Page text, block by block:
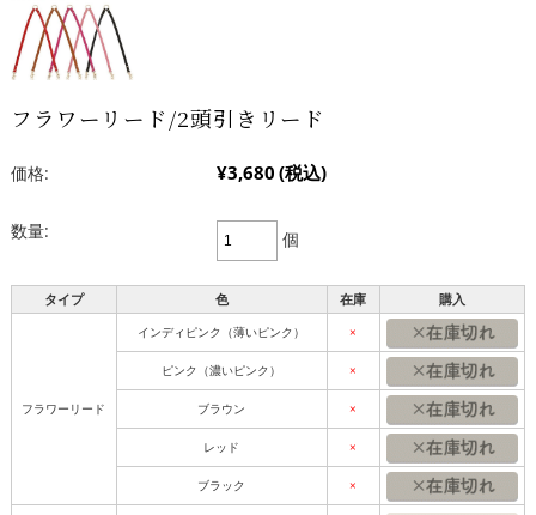
フラワーリード/2頭引きリード
価格: ¥3,680(税込)
数量: 個
タイプ 色 在庫 購入
フラワーリード
インディピンク（薄いピンク） ×
ピンク（濃いピンク） ×
ブラウン ×
レッド ×
ブラック ×